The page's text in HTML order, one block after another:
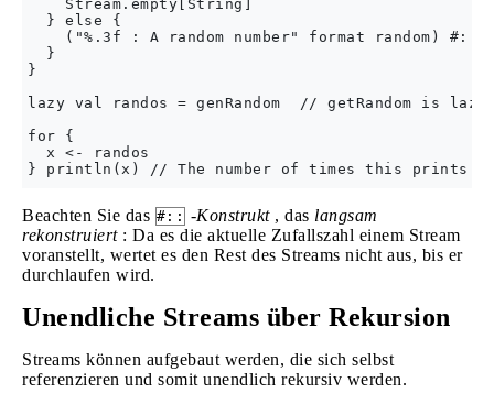
    Stream.empty[String]
  } else {
("%.3f : A random number" format random) #::
  }
}
lazy val randos = genRandom  // getRandom is
for {
  x <- randos
Beachten Sie das #:: -Konstrukt, das langsam
rekonstruiert: Da es die aktuelle Zufallszahl einem Stream
voranstellt, wertet es den Rest des Streams nicht aus, bis er
durchlaufen wird.
Unendliche Streams über Rekursion
Streams können aufgebaut werden, die sich selbst
referenzieren und somit unendlich rekursiv werden.